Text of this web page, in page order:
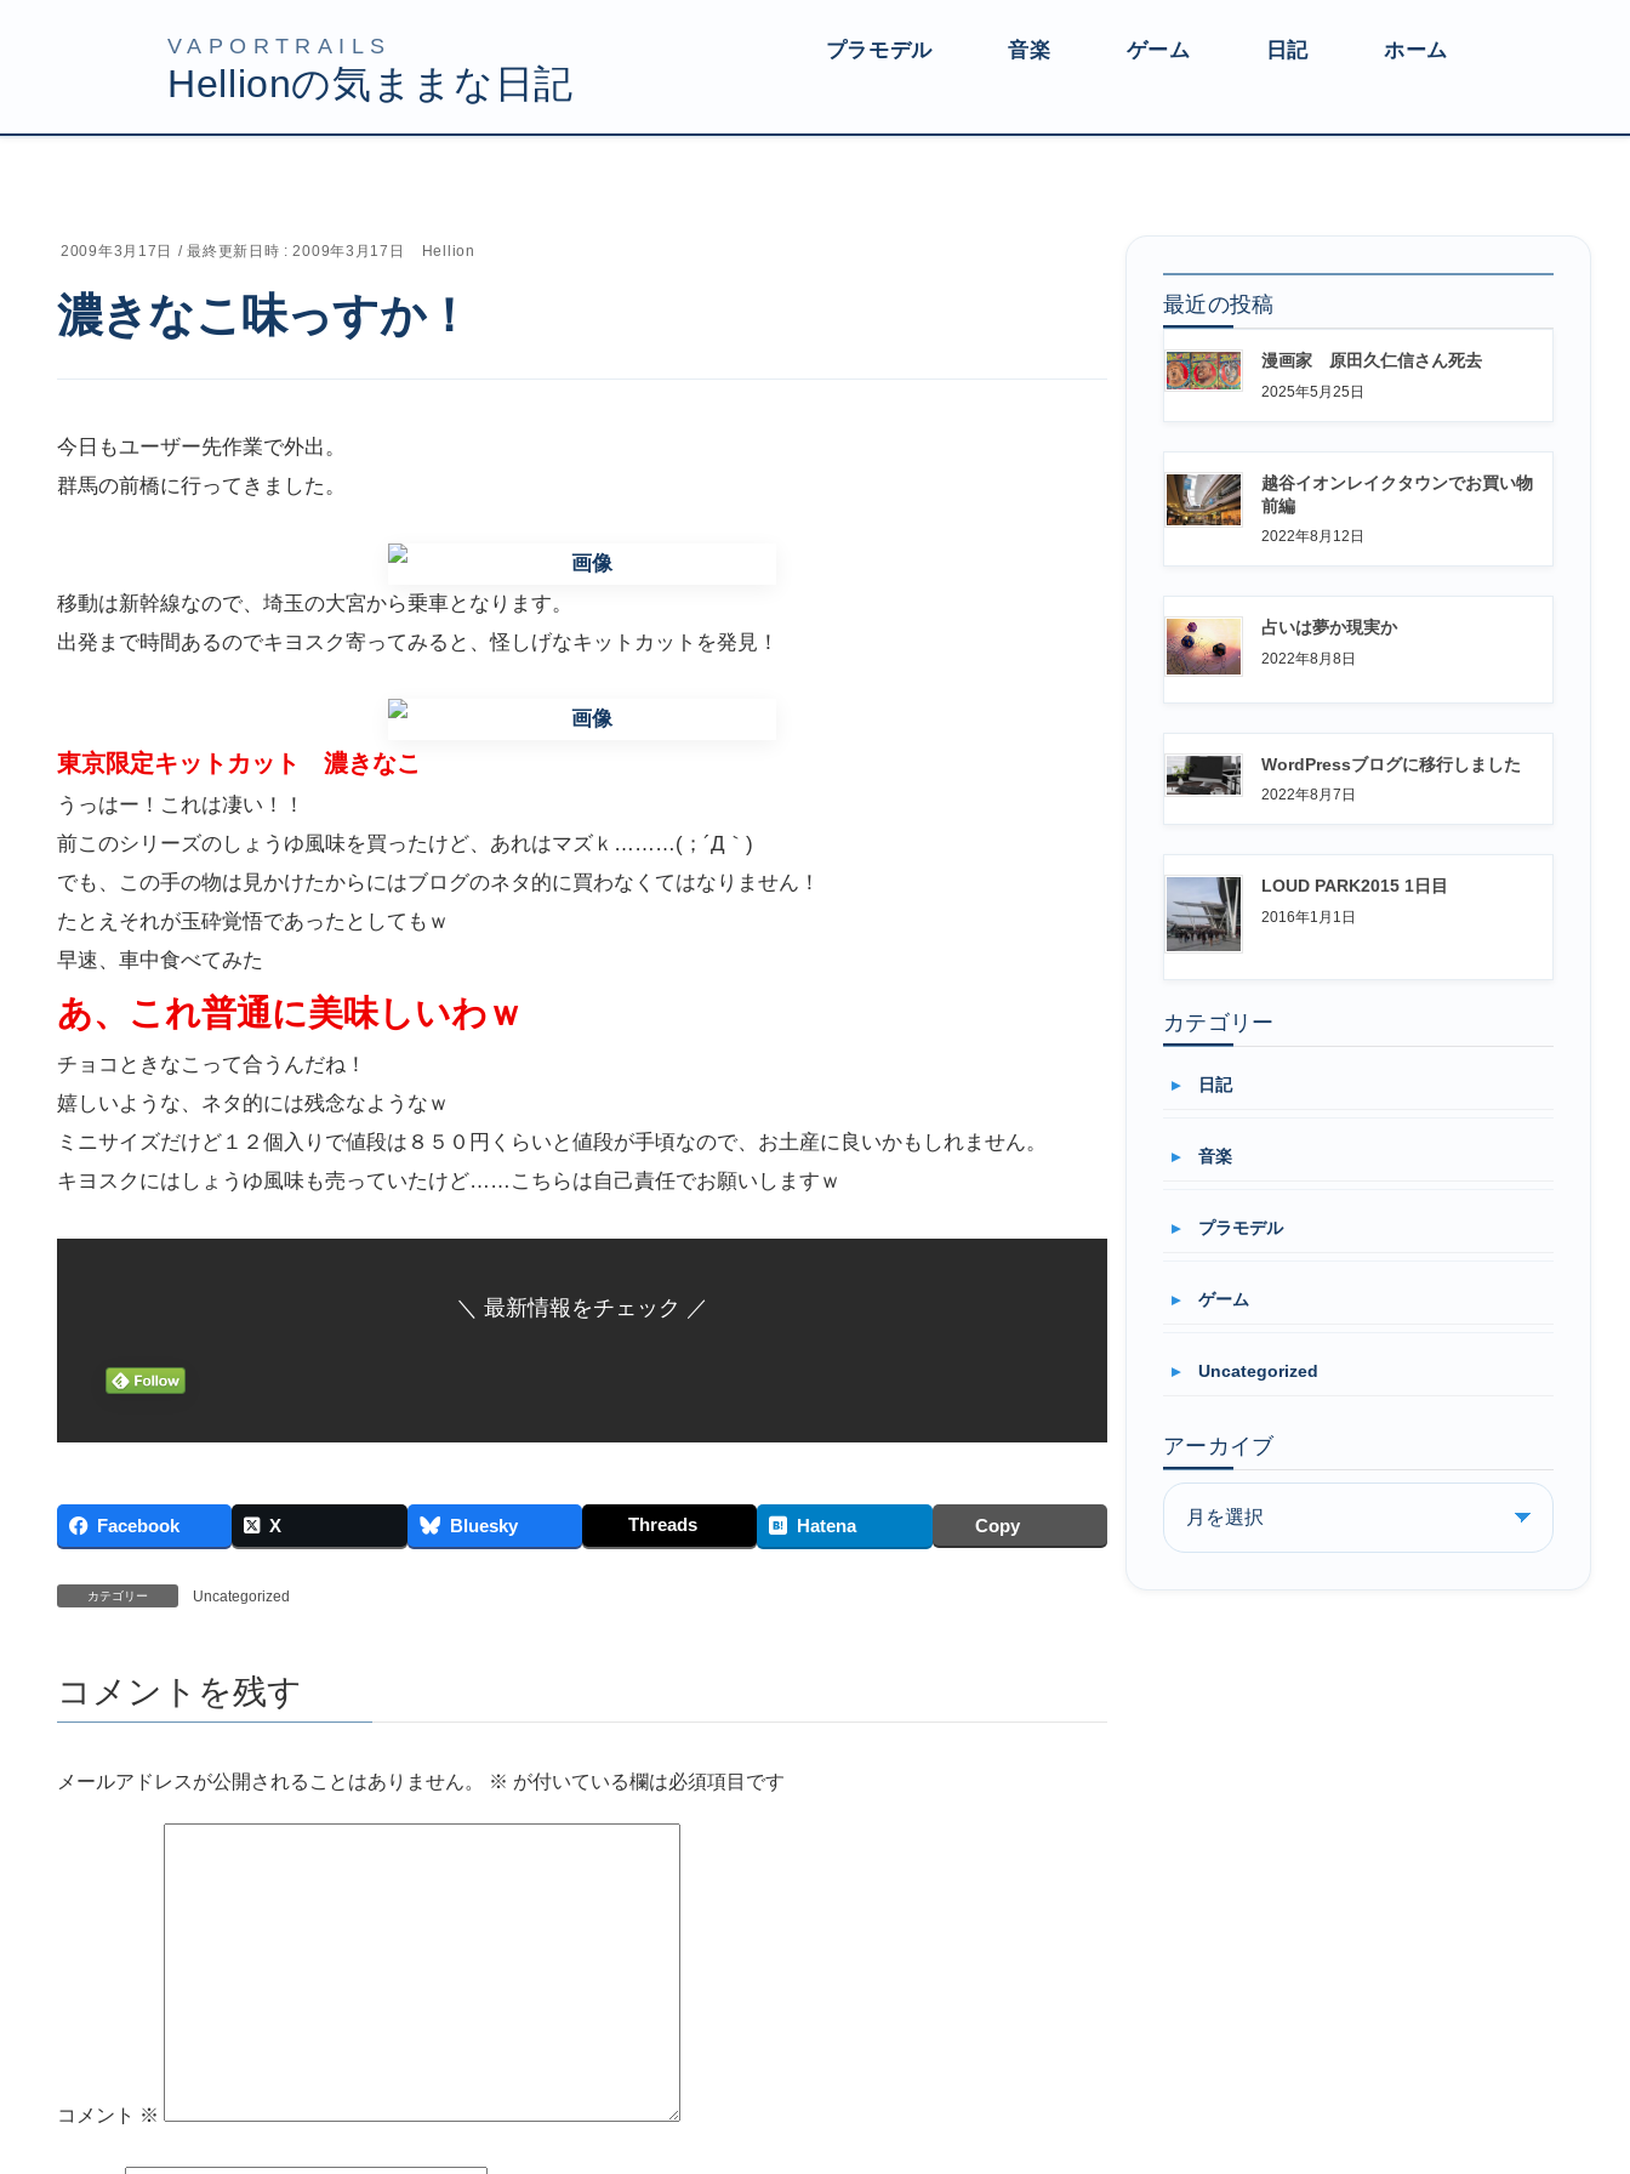
プラモデル 音楽 ゲーム 日記 ホーム
2009年3月17日 / 最終更新日時 :2009年3月17日 Hellion
濃きなこ味っすか！
今日もユーザー先作業で外出。
群馬の前橋に行ってきました。
移動は新幹線なので、埼玉の大宮から乗車となります。
出発まで時間あるのでキヨスク寄ってみると、怪しげなキットカットを発見！
東京限定キットカット 濃きなこ
うっはー！これは凄い！！
前このシリーズのしょうゆ風味を買ったけど、あれはマズｋ………(；´Д｀)
でも、この手の物は見かけたからにはブログのネタ的に買わなくてはなりません！
たとえそれが玉砕覚悟であったとしてもｗ
早速、車中食べてみた
あ、これ普通に美味しいわｗ
チョコときなこって合うんだね！
嬉しいような、ネタ的には残念なようなｗ
ミニサイズだけど１２個入りで値段は８５０円くらいと値段が手頃なので、お土産に良いかもしれません。
キヨスクにはしょうゆ風味も売っていたけど……こちらは自己責任でお願いしますｗ
＼ 最新情報をチェック ／
Facebook X Bluesky Threads Hatena Copy
カテゴリー Uncategorized
コメントを残す
メールアドレスが公開されることはありません。 ※ が付いている欄は必須項目です
コメント ※
最近の投稿
漫画家 原田久仁信さん死去
2025年5月25日
越谷イオンレイクタウンでお買い物
前編
2022年8月12日
占いは夢か現実か
2022年8月8日
WordPressブログに移行しました
2022年8月7日
LOUD PARK2015 1日目
2016年1月1日
カテゴリー
日記
音楽
プラモデル
ゲーム
Uncategorized
アーカイブ